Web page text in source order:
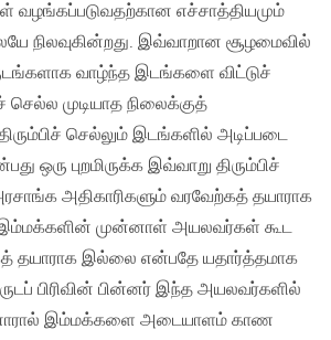
வழங்கப்படுவதற்கான எச்சாத்தியமும்
நிலவுகின்றது. இவ்வாறான சூழமைவில்
வாழ்ந்த இடங்களை விட்டுச்
செல்ல முடியாத நிலைக்குத்
செல்லும் இடங்களில் அடிப்படை
ஒரு புறமிருக்க இவ்வாறு திரும்பிச்
அதிகாரிகளும் வரவேற்கத் தயாராக
முன்னாள் அயலவர்கள் கூட
தயாராக இல்லை என்பதே யதார்த்தமாக
பிரிவின் பின்னர் இந்த அயலவர்களில்
இம்மக்களை அடையாளம் காண